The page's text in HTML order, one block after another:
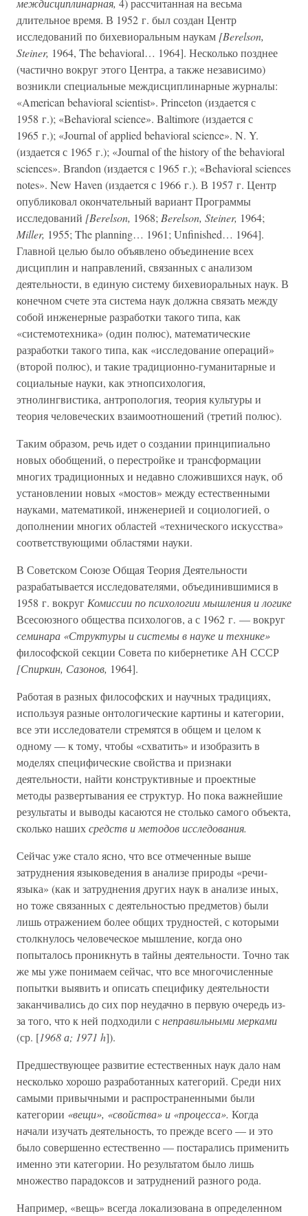
междисциплинарная, 4) рассчитанная на весьма
длительное время. В 1952 г. был создан Центр
исследований по бихевиоральным наукам [Berelson,
Steiner, 1964, The behavioral… 1964]. Несколько позднее
(частично вокруг этого Центра, а также независимо)
возникли специальные междисциплинарные журналы:
«American behavioral scientist». Princeton (издается с
1958 г.); «Behavioral science». Baltimore (издается с
1965 г.); «Journal of applied behavioral science». N. Y.
(издается с 1965 г.); «Journal of the history of the behavioral
sciences». Brandon (издается с 1965 г.); «Behavioral sciences
notes». New Haven (издается с 1966 г.). В 1957 г. Центр
опубликовал окончательный вариант Программы
исследований [Berelson, 1968; Berelson, Steiner, 1964;
Miller, 1955; The planning… 1961; Unfinished… 1964].
Главной целью было объявлено объединение всех
дисциплин и направлений, связанных с анализом
деятельности, в единую систему бихевиоральных наук. В
конечном счете эта система наук должна связать между
собой инженерные разработки такого типа, как
«системотехника» (один полюс), математические
разработки такого типа, как «исследование операций»
(второй полюс), и такие традиционно-гуманитарные и
социальные науки, как этнопсихология,
этнолингвистика, антропология, теория культуры и
теория человеческих взаимоотношений (третий полюс).
Таким образом, речь идет о создании принципиально
новых обобщений, о перестройке и трансформации
многих традиционных и недавно сложившихся наук, об
установлении новых «мостов» между естественными
науками, математикой, инженерией и социологией, о
дополнении многих областей «технического искусства»
соответствующими областями науки.
В Советском Союзе Общая Теория Деятельности
разрабатывается исследователями, объединившимися в
1958 г. вокруг Комиссии по психологии мышления и логике
Всесоюзного общества психологов, а с 1962 г. — вокруг
семинара «Структуры и системы в науке и технике»
философской секции Совета по кибернетике АН СССР
[Спиркин, Сазонов, 1964].
Работая в разных философских и научных традициях,
используя разные онтологические картины и категории,
все эти исследователи стремятся в общем и целом к
одному — к тому, чтобы «схватить» и изобразить в
моделях специфические свойства и признаки
деятельности, найти конструктивные и проектные
методы развертывания ее структур. Но пока важнейшие
результаты и выводы касаются не столько самого объекта,
сколько нашихсредств и методов исследования.
Сейчас уже стало ясно, что все отмеченные выше
затруднения языковедения в анализе природы «речи-
языка» (как и затруднения других наук в анализе иных,
но тоже связанных с деятельностью предметов) были
лишь отражением более общих трудностей, с которыми
столкнулось человеческое мышление, когда оно
попыталось проникнуть в тайны деятельности. Точно так
же мы уже понимаем сейчас, что все многочисленные
попытки выявить и описать специфику деятельности
заканчивались до сих пор неудачно в первую очередь из-
за того, что к ней подходили снеправильными мерками
(ср. [1968 а; 1971 h]).
Предшествующее развитие естественных наук дало нам
несколько хорошо разработанных категорий. Среди них
самыми привычными и распространенными были
категории «вещи», «свойства» и «процесса». Когда
начали изучать деятельность, то прежде всего — и это
было совершенно естественно — постарались применить
именно эти категории. Но результатом было лишь
множество парадоксов и затруднений разного рода.
Например, «вещь» всегда локализована в определенном